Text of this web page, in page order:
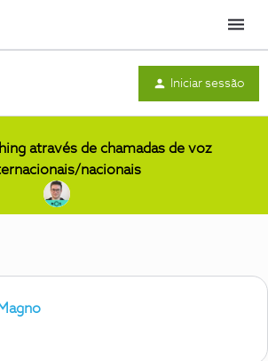
Menu
Iniciar sessão
através de chamadas de voz
nacionais